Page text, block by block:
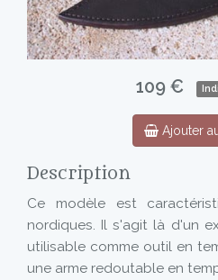
109 €
Ajouter
Description
Ce modèle est
nordiques. Il s'agit là d'un
utilisable comme outil en
une arme redoutable en